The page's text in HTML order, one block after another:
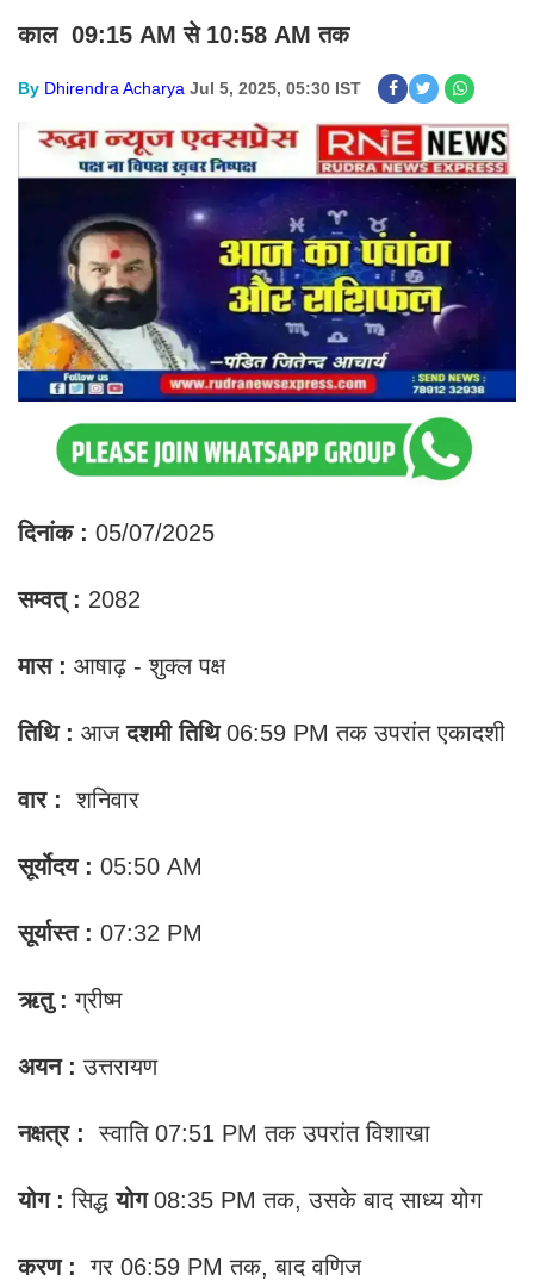
काल 09:15 AM से 10:58 AM तक
By Dhirendra Acharya Jul 5, 2025, 05:30 IST
दिनांक : 05/07/2025
सम्वत् : 2082
मास : आषाढ़ - शुक्ल पक्ष
तिथि : आजदशमी तिथि06:59 PM तक उपरांत एकादशी
वार : शनिवार
सूर्योदय : 05:50 AM
सूर्यास्त : 07:32 PM
ऋतु :ग्रीष्म
अयन : उत्तरायण
नक्षत्र : स्वाति 07:51 PM तक उपरांत विशाखा
योग :सिद्धयोग08:35 PM तक, उसके बाद साध्य योग
करण : गर 06:59 PM तक, बाद वणिज